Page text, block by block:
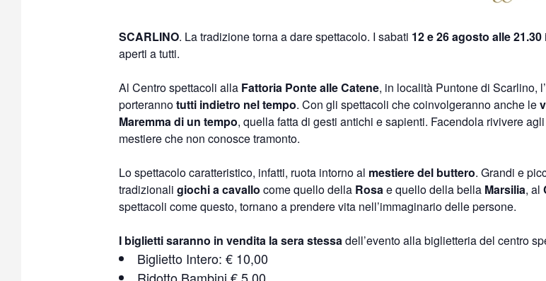
SCARLINO. La tradizione torna a dare spettacolo. I sabati 12 e 26 agosto alle 21.30 i
aperti a tutti.
Al Centro spettacoli alla Fattoria Ponte alle Catene, in località Puntone di Scarlino,
porterannotutti indietro nel tempo. Con gli spettacoli che coinvolgeranno anche le
Maremma di un tempo, quella fatta di gesti antichi e sapienti. Facendola rivivere
mestiere che non conosce tramonto.
Lo spettacolo caratteristico, infatti, ruota intorno al mestiere del buttero. Grandi e
tradizionali giochi a cavallo come quello della Rosae quello della bella Marsilia, al
spettacoli come questo, tornano a prendere vita nell’immaginario delle persone.
I biglietti saranno in vendita la sera stessadell’evento alla biglietteria del centro
Biglietto Intero: € 10,00